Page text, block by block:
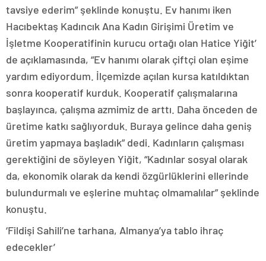
tavsiye ederim” şeklinde konuştu. Ev hanımı iken
Hacıbektaş Kadıncık Ana Kadın Girişimi Üretim ve
İşletme Kooperatifinin kurucu ortağı olan Hatice Yiğit’
de açıklamasında, “Ev hanımı olarak çiftçi olan eşime
yardım ediyordum. İlçemizde açılan kursa katıldıktan
sonra kooperatif kurduk. Kooperatif çalışmalarına
başlayınca, çalışma azmimiz de arttı. Daha önceden de
üretime katkı sağlıyorduk. Buraya gelince daha geniş
üretim yapmaya başladık” dedi. Kadınların çalışması
gerektiğini de söyleyen Yiğit, “Kadınlar sosyal olarak
da, ekonomik olarak da kendi özgürlüklerini ellerinde
bulundurmalı ve eşlerine muhtaç olmamalılar” şeklinde
konuştu.
‘Fildişi Sahili’ne tarhana, Almanya’ya tablo ihraç
edecekler’